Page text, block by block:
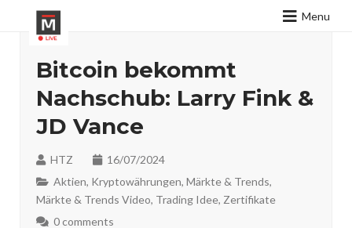
Menu
Bitcoin bekommt
Nachschub: Larry Fink &
JD Vance
HTZ
16/07/2024
Aktien, Kryptowährungen, Märkte & Trends,
Märkte & Trends Video, Trading Idee, Zertifikate
0 comments